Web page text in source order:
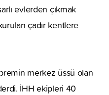
evlerden çıkmak
çadır kentlere
merkez üssü olan
İHH ekipleri 40